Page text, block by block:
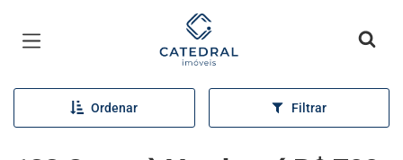
Página inicial
Ordenar Filtrar